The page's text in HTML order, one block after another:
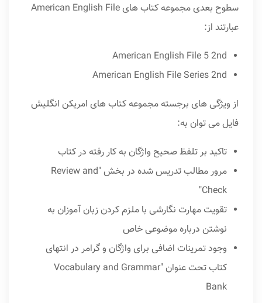
سطوح بعدی مجموعه کتاب های American English File
عبارتند از:
American English File 5 2nd
American English File Series 2nd
از ویژگی های برجسته مجموعه کتاب های امریکن انگلیش
فایل می توان به:
تاکید بر تلفظ صحیح واژگان به کار رفته در کتاب
مرور مطالب تدریس شده در بخش "Review and
Check"
تقویت مهارت نگارشی با ملزم کردن زبان آموزان به
نوشتن درباره موضوعی خاص
وجود تمرینات اضافی برای واژگان و گرامر در انتهای
کتاب تحت عنوان "Vocabulary and Grammar
Bank